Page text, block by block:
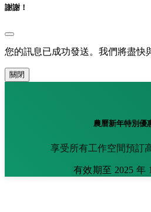
謝謝！
您的訊息已成功發送。我們將盡快
關閉
農曆新年特別優
享受所有工作空間預訂
有效期至 2025 年